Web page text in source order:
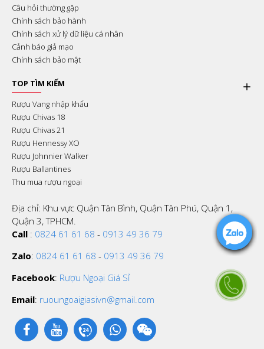
Câu hỏi thường gặp
Chính sách bảo hành
Chính sách xử lý dữ liệu cá nhân
Cảnh báo giả mạo
Chính sách bảo mật
TOP TÌM KIẾM
Rượu Vang nhập khẩu
Rượu Chivas 18
Rượu Chivas 21
Rượu Hennessy XO
Rượu Johnnier Walker
Rượu Ballantines
Thu mua rượu ngoại
Địa chỉ: Khu vực Quận Tân Bình, Quận Tân Phú, Quận 1,
Quận 3, TPHCM.
Call : 0824 61 61 68 - 0913 49 36 79
Zalo: 0824 61 61 68 - 0913 49 36 79
Facebook: Rượu Ngoại Giá Sỉ
Email: ruoungoaigiasivn@gmail.com